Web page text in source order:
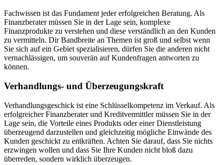
Fachwissen ist das Fundament jeder erfolgreichen Beratung. Als
Finanzberater müssen Sie in der Lage sein, komplexe
Finanzprodukte zu verstehen und diese verständlich an den Kunden
zu vermitteln. Dir Bandbreite an Themen ist groß und selbst wenn
Sie sich auf ein Gebiet spezialisieren, dürfen Sie die anderen nicht
vernachlässigen, um souverän auf Kundenfragen antworten zu
können.
Verhandlungs- und Überzeugungskraft
Verhandlungsgeschick ist eine Schlüsselkompetenz im Verkauf. Als
erfolgreicher Finanzberater und Kreditvermittler müssen Sie in der
Lage sein, die Vorteile eines Produkts oder einer Dienstleistung
überzeugend darzustellen und gleichzeitig mögliche Einwände des
Kunden geschickt zu entkräften. Achten Sie darauf, dass Sie nichts
erzwingen wollen und dass Sie Ihre Kunden nicht bloß dazu
überreden, sondern wirklich überzeugen.